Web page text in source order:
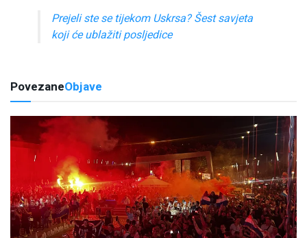
Prejeli ste se tijekom Uskrsa? Šest savjeta
koji će ublažiti posljedice
PovezaneObjave